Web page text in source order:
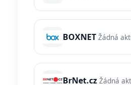
BOXNET Žádná
BrNet.cz Žádná